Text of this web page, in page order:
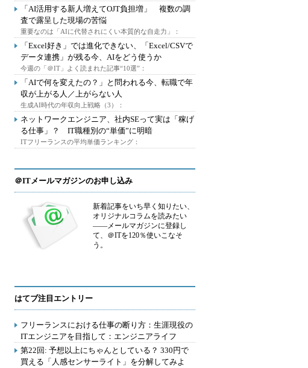
「AI活用する新人増えてOJT負担増」 複数の調
査で露呈した現場の苦悩
重要なのは「AIに代替されにくい本質的な自走力」：
「Excel好き」では進化できない、「Excel/CSVで
データ連携」が残る今、AIをどう使うか
今週の「＠IT」よく読まれた記事“10選”：
「AIで何を変えたの？」と問われる今、転職で年
収が上がる人／上がらない人
生成AI時代の年収向上戦略（3）：
ネットワークエンジニア、社内SEって実は「稼げ
る仕事」？ IT職種別の“単価”に明暗
ITフリーランスの平均単価ランキング：
＠ITメールマガジンのお申し込み
新着記事をいち早く知りたい、
オリジナルコラムを読みたい
――メールマガジンに登録し
て、＠ITを120％使いこなそ
う。
はてブ注目エントリー
フリーランスにおける仕事の断り方：生涯現役の
ITエンジニアを目指して：エンジニアライフ
第22回: 予想以上にちゃんとしている？ 330円で
買える「人感センサーライト」を分解してみよ